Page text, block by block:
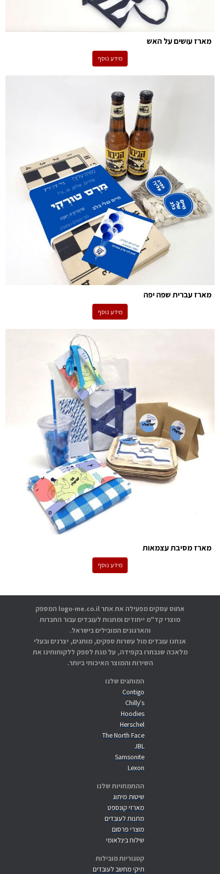
מארז עושים על האש
מידע נוסף
מארז עברית שפה יפה
מידע נוסף
מארז מסיבת עצמאות
מידע נוסף
המותגים שלנו
Contigo
Chilly's
Hoodies
Herschel
The North Face
JBL
Samsonite
Lexon
ההתמחויות שלנו
שיטות מיתוג
מארזי קונספט
מתנות לעובדים
מוצרי פרסום
שילוח בינלאומי
קטגוריות מובילות
תיקי מחשב לעובדים
אתוס עסקים מפעילה את אתר logo-me.co.il המספק
מוצרי קד"מ ייחודים ומתנות לעובדים עבור החברות
והארגונים המובילים בישראל.
אנחנו עובדים מול עשרות ספקים, מותגים, יצרנים ובעלי
מלאכה שנבחרו בקפידה, על מנת לספק ללקוחותינו את
השירות והמוצר האיכותי ביותר.